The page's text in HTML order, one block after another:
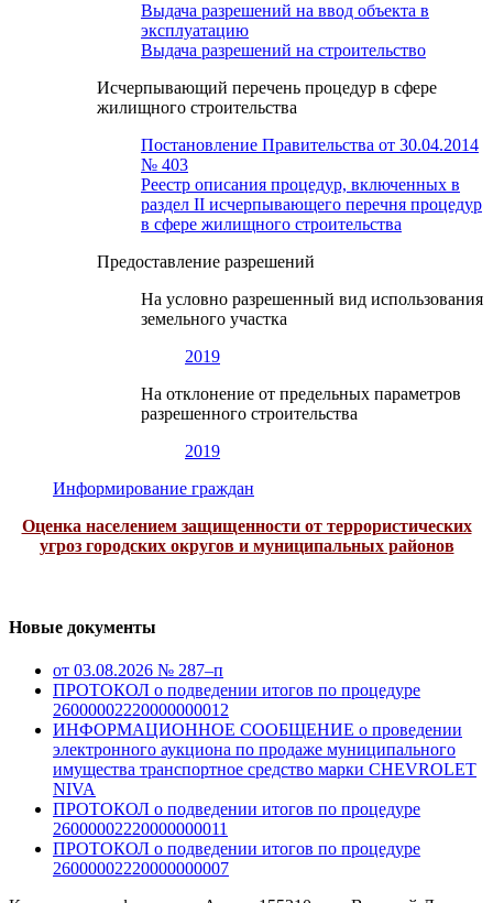
Выдача разрешений на ввод объекта в
эксплуатацию
Выдача разрешений на строительство
Исчерпывающий перечень процедур в сфере
жилищного строительства
Постановление Правительства от 30.04.2014
№ 403
Реестр описания процедур, включенных в
раздел II исчерпывающего перечня процедур
в сфере жилищного строительства
Предоставление разрешений
На условно разрешенный вид использования
земельного участка
2019
На отклонение от предельных параметров
разрешенного строительства
2019
Информирование граждан
Оценка населением защищенности от террористических
угроз городских округов и муниципальных районов
Новые документы
от 03.08.2026 № 287–п
ПРОТОКОЛ о подведении итогов по процедуре
26000002220000000012
ИНФОРМАЦИОННОЕ СООБЩЕНИЕ о проведении
электронного аукциона по продаже муниципального
имущества транспортное средство марки CHEVROLET
NIVA
ПРОТОКОЛ о подведении итогов по процедуре
26000002220000000011
ПРОТОКОЛ о подведении итогов по процедуре
26000002220000000007